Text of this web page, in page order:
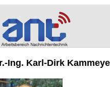
Ing. Karl-Dirk